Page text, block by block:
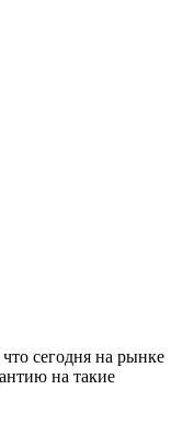
сегодня на рынке
на такие